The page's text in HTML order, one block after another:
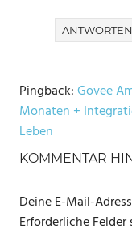
ANTWORTEN
Pingback:Govee
Monaten +
Leben
KOMMENTAR
Deine E-Mail-
Erforderliche